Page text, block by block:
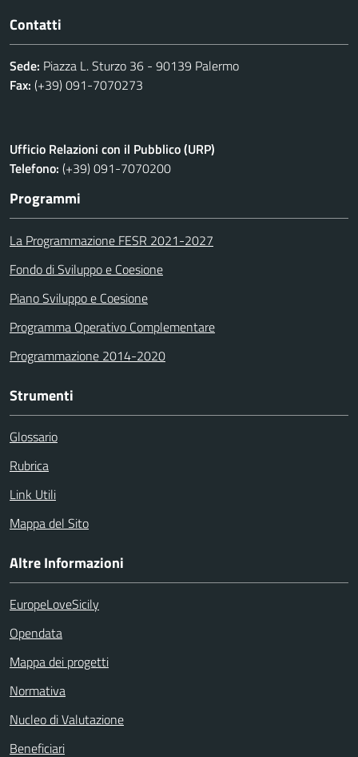
Contatti
Sede: Piazza L. Sturzo 36 - 90139 Palermo
Fax: (+39) 091-7070273
Ufficio Relazioni con il Pubblico (URP)
Telefono: (+39) 091-7070200
Programmi
La Programmazione FESR 2021-2027
Fondo di Sviluppo e Coesione
Piano Sviluppo e Coesione
Programma Operativo Complementare
Programmazione 2014-2020
Strumenti
Glossario
Rubrica
Link Utili
Mappa del Sito
Altre Informazioni
EuropeLoveSicily
Opendata
Mappa dei progetti
Normativa
Nucleo di Valutazione
Beneficiari